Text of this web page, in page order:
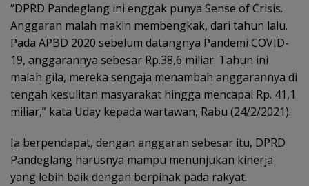
“DPRD Pandeglang ini enggak punya Sense of Crisis.
Anggaran malah makin membengkak, dari tahun lalu.
Pada APBD 2020 sebelum datangnya Pandemi COVID-
19, anggarannya sebesar Rp.38,6 miliar. Tahun ini
malah gila, mereka sengaja menambah anggarannya di
tengah kesulitan masyarakat hingga mencapai Rp. 41,1
miliar,” kata Uday kepada wartawan, Rabu (24/2/2021).
Ia berpendapat, dengan anggaran sebesar itu, DPRD
Pandeglang harusnya mampu menunjukan kinerja
yang lebih baik dengan berpihak pada rakyat.